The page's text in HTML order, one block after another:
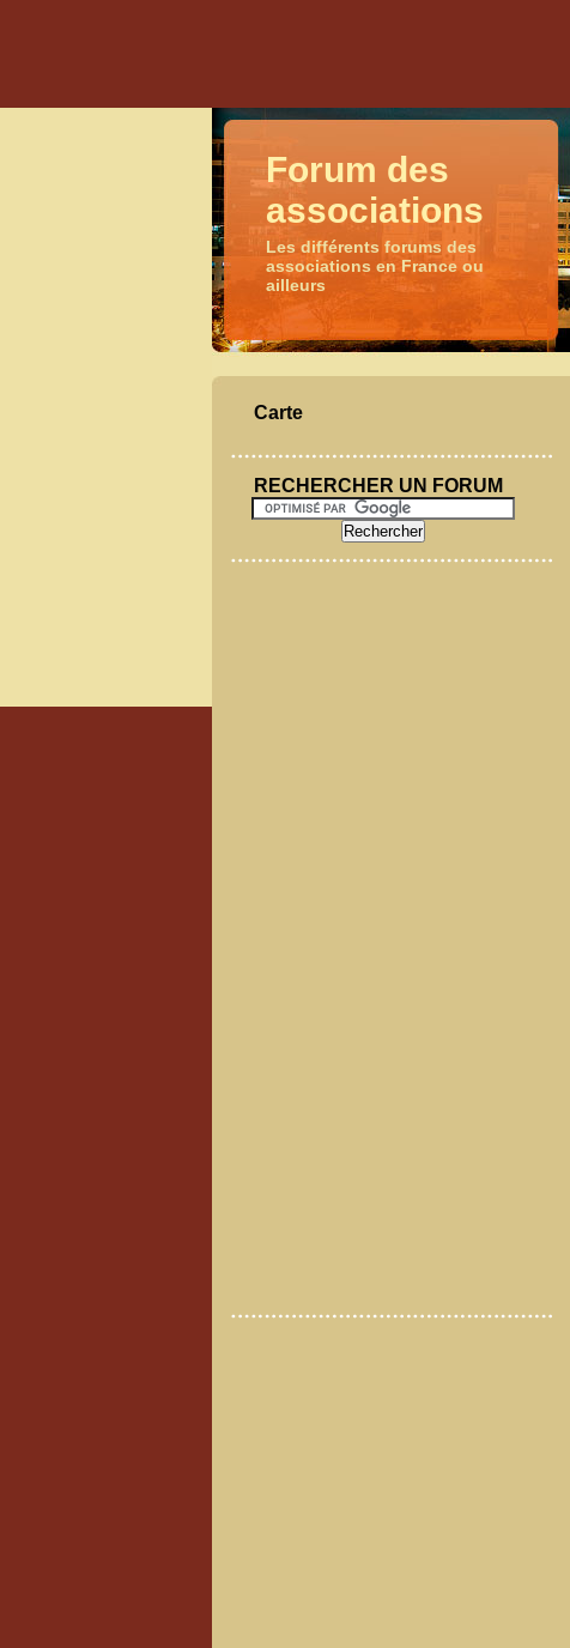
Forum des
associations
Les différents forums des
associations en France ou
ailleurs
Carte
RECHERCHER UN FORUM